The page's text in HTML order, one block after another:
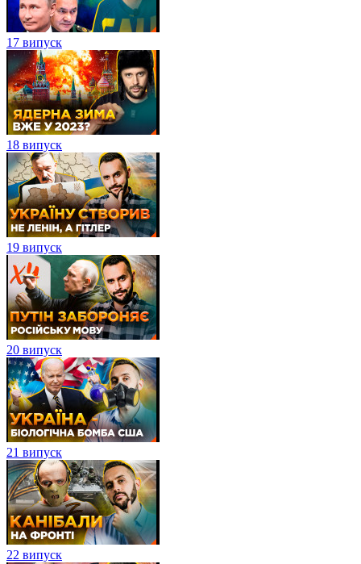
17 випуск
18 випуск
19 випуск
20 випуск
21 випуск
22 випуск